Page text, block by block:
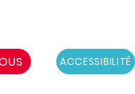
ACCESSIBILITÉ